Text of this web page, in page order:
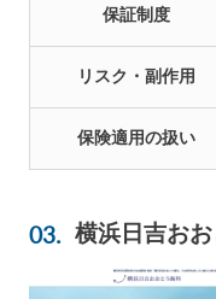
保証制度
リスク・副作用
保険適用の扱い
横浜日吉おお